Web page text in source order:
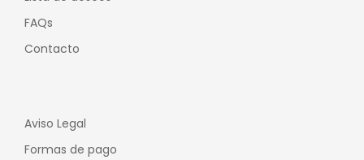
FAQs
Contacto
Aviso Legal
Formas de pago